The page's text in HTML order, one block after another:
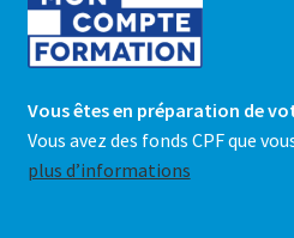
Vous êtes en préparation de
Vous avez des fonds CPF que
plus d’informations